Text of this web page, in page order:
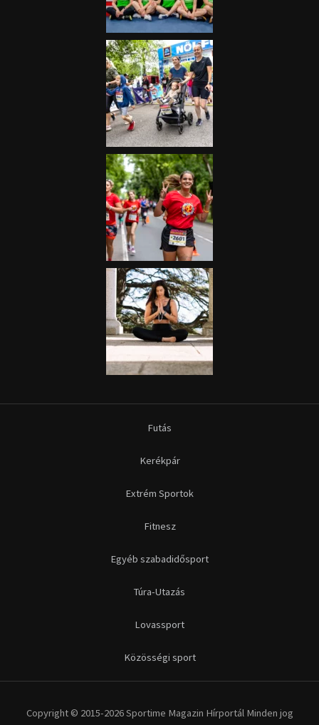
Futás
Kerékpár
Extrém Sportok
Fitnesz
Egyéb szabadidősport
Túra-Utazás
Lovassport
Közösségi sport
Copyright © 2015-2026 Sportime Magazin Hírportál Minden jog